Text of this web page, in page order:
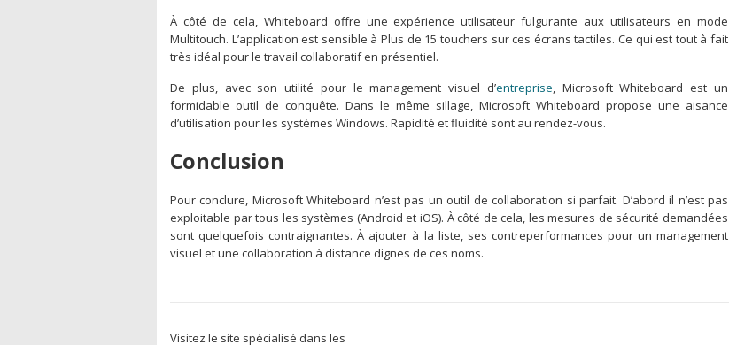
À côté de cela, Whiteboard offre une expérience utilisateur fulgurante aux utilisateurs en mode
Multitouch. L’application est sensible à Plus de 15 touchers sur ces écrans tactiles. Ce qui est tout à fait
très idéal pour le travail collaboratif en présentiel.
De plus, avec son utilité pour le management visuel d’entreprise, Microsoft Whiteboard est un
formidable outil de conquête. Dans le même sillage, Microsoft Whiteboard propose une aisance
d’utilisation pour les systèmes Windows. Rapidité et fluidité sont au rendez-vous.
Conclusion
Pour conclure, Microsoft Whiteboard n’est pas un outil de collaboration si parfait. D’abord il n’est pas
exploitable par tous les systèmes (Android et iOS). À côté de cela, les mesures de sécurité demandées
sont quelquefois contraignantes. À ajouter à la liste, ses contreperformances pour un management
visuel et une collaboration à distance dignes de ces noms.
Visitez le site spécialisé dans les